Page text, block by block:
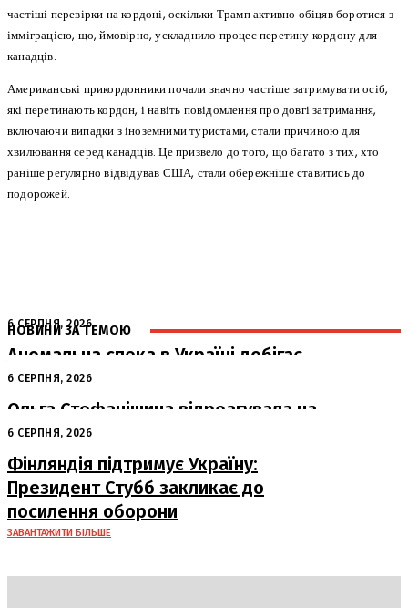
частіші перевірки на кордоні, оскільки Трамп активно обіцяв боротися з
імміграцією, що, ймовірно, ускладнило процес перетину кордону для
канадців.
Американські прикордонники почали значно частіше затримувати осіб,
які перетинають кордон, і навіть повідомлення про довгі затримання,
включаючи випадки з іноземними туристами, стали причиною для
хвилювання серед канадців. Це призвело до того, що багато з тих, хто
раніше регулярно відвідував США, стали обережніше ставитись до
подорожей.
НОВИНИ ЗА ТЕМОЮ
6 СЕРПНЯ, 2026
Аномальна спека в Україні добігає
кінця: очікується похолодання
6 СЕРПНЯ, 2026
Ольга Стефанішина відреагувала на
підозри від НАБУ та САП
6 СЕРПНЯ, 2026
Фінляндія підтримує Україну:
Президент Стубб закликає до
посилення оборони
ЗАВАНТАЖИТИ БІЛЬШЕ